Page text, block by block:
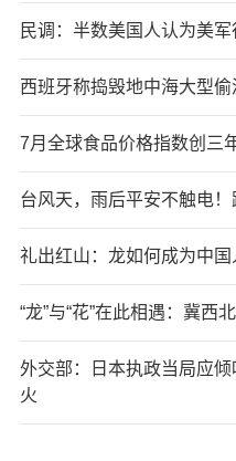
民调：半数美国人认为美
西班牙称捣毁地中海大型
7月全球食品价格指数创三
台风天，雨后平安不触电！
礼出红山：龙如何成为中国
“龙”与“花”在此相遇：冀西
外交部：日本执政当局应
火